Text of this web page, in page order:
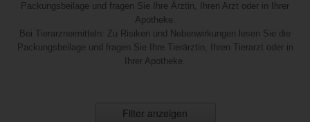
Packungsbeilage und fragen Sie Ihre Ärztin, Ihren Arzt oder in Ihrer
Apotheke.
Bei Tierarzneimitteln: Zu Risiken und Nebenwirkungen lesen Sie die
Packungsbeilage und fragen Sie Ihre Tierärztin, Ihren Tierarzt oder in
Ihrer Apotheke.
Filter anzeigen